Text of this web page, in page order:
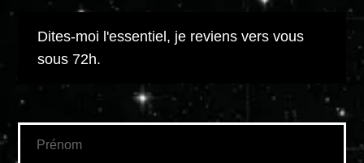
Dites-moi l'essentiel, je reviens vers vous
sous 72h.